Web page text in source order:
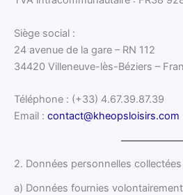
Siège social :
24 avenue de la gare – RN 112
34420 Villeneuve-lès-Béziers –
Téléphone : (+33) 4.67.39.87.39
Email : contact@kheopsloisirs.com
2. Données personnelles collectées
a) Données fournies volontairement